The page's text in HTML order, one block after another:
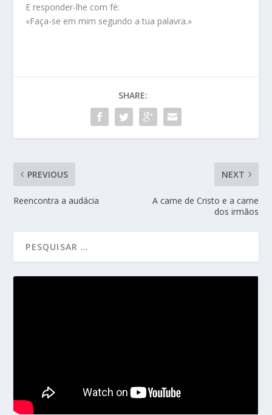
E responder-lhe com fé:
«Faça-se em mim segundo a tua palavra.»
SHARE:
PREVIOUS
Reencontra a audácia
NEXT
A carne de Cristo e a carne
dos irmãos